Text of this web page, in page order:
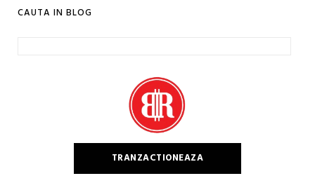
CAUTA IN BLOG
TRANZACTIONEAZA